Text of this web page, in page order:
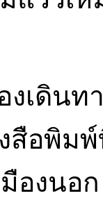
งเดิน
สือพิม
องนอ